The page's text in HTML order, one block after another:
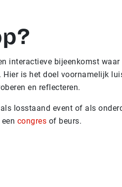
interactieve bijeenkomst
is het doel voornamelijk
en reflecteren.
losstaand event of als
congres of beurs.